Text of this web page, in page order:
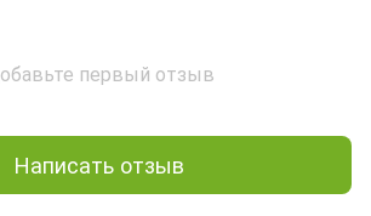
первый отзыв
Написать отзыв